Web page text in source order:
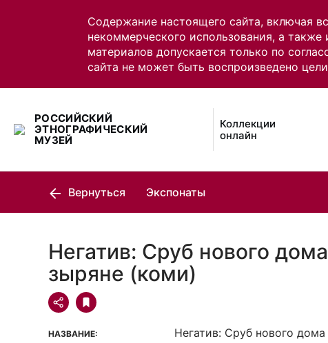
Содержание настоящего сайта, включая
некоммерческого использования, а
материалов допускается только по
сайта не может быть воспроизведено
РОССИЙСКИЙ
ЭТНОГРАФИЧЕСКИЙ
МУЗЕЙ
Коллекции
онлайн
Вернуться Экспонаты
Негатив: Сруб нового
зыряне (коми)
НАЗВАНИЕ: Негатив: Сруб нового дома